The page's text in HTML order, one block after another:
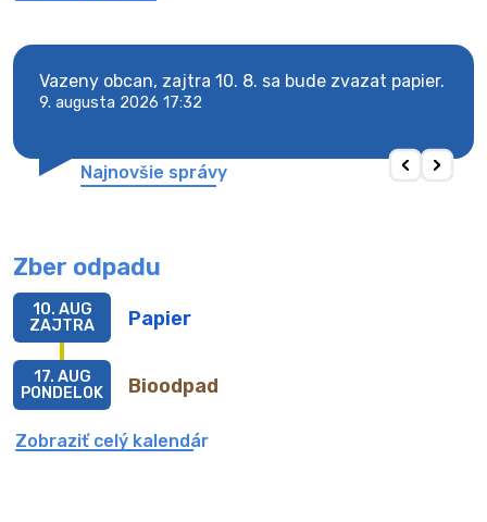
Vazeny obcan, zajtra 10. 8. sa bude zvazat papier.
9. augusta 2026 17:32
Najnovšie správy
Zber odpadu
Papier
10. AUG
ZAJTRA
Bioodpad
17. AUG
PONDELOK
Zobraziť celý kalendár